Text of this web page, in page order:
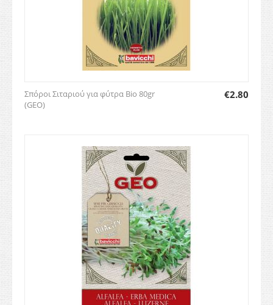
Σπόροι Σιταριού για φύτρα Bio 80gr
(GEO)
€2.80